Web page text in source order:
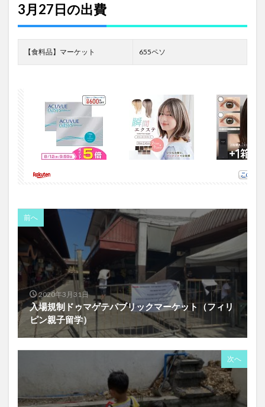
3月27日の出費
【食料品】マーケット 655ペソ
前へ
2020年3月31日
入場規制ドゥマゲテパブリックマーケット（フィリ
ピン親子留学）
次へ